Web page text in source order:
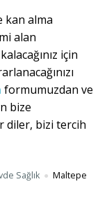
kan alma
alan
için
formumuzdan ve
bize
diler, bizi tercih
Sağlık
Maltepe